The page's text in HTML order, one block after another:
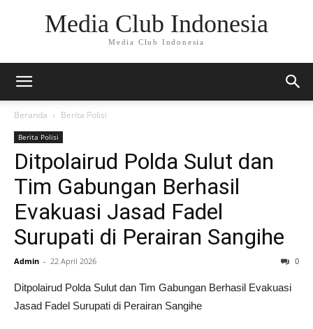
Media Club Indonesia
Media Club Indonesia
Beranda Berita Polisi
Berita Polisi
Ditpolairud Polda Sulut dan
Tim Gabungan Berhasil
Evakuasi Jasad Fadel
Surupati di Perairan Sangihe
Admin - 22 April 2026 0
Ditpolairud Polda Sulut dan Tim Gabungan Berhasil Evakuasi
Jasad Fadel Surupati di Perairan Sangihe